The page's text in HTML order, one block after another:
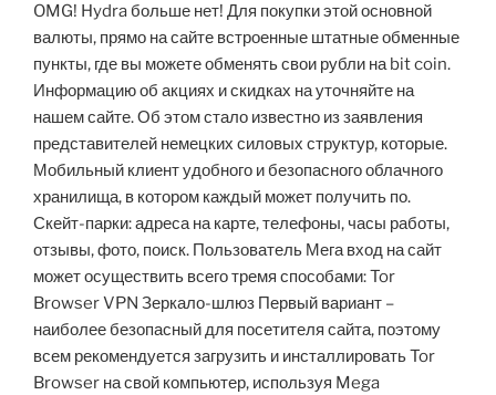
OMG! Hydra больше нет! Для покупки этой основной
валюты, прямо на сайте встроенные штатные обменные
пункты, где вы можете обменять свои рубли на bit coin.
Информацию об акциях и скидках на уточняйте на
нашем сайте. Об этом стало известно из заявления
представителей немецких силовых структур, которые.
Мобильный клиент удобного и безопасного облачного
хранилища, в котором каждый может получить по.
Скейт-парки: адреса на карте, телефоны, часы работы,
отзывы, фото, поиск. Пользователь Мега вход на сайт
может осуществить всего тремя способами: Tor
Browser VPN Зеркало-шлюз Первый вариант –
наиболее безопасный для посетителя сайта, поэтому
всем рекомендуется загрузить и инсталлировать Tor
Browser на свой компьютер, используя Mega